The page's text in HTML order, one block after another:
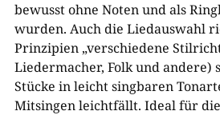
bewusst ohne Noten und als
wurden. Auch die Liedauswahl
Prinzipien „verschiedene
Liedermacher, Folk und andere)
Stücke in leicht singbaren
Mitsingen leichtfällt. Ideal für